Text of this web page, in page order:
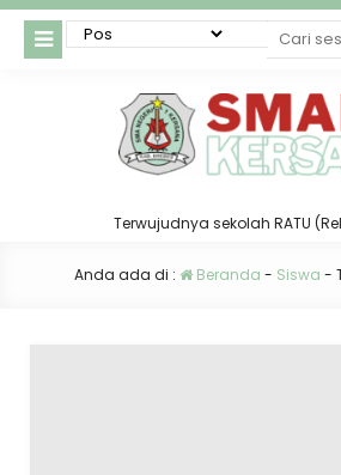
Terwujudnya sekolah RATU
Anda ada di : Beranda - Siswa -